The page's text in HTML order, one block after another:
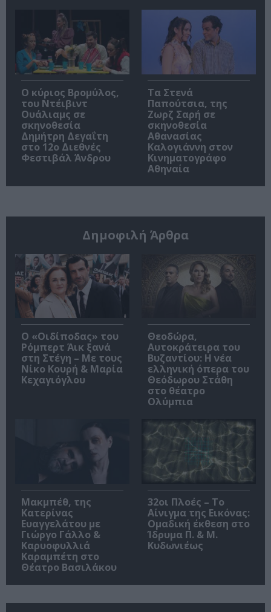
O κύριος Βρομύλος,
του Ντέιβιντ
Ουάλιαμς σε
σκηνοθεσία
Δημήτρη Δεγαΐτη
στο 12ο Διεθνές
Φεστιβάλ Άνδρου
Τα Στενά
Παπούτσια, της
Ζωρζ Σαρή σε
σκηνοθεσία
Αθανασίας
Καλογιάννη στον
Κινηματογράφο
Αθηναία
Δημοφιλή Άρθρα
O «Οιδίποδας» του
Ρόμπερτ Άικ ξανά
στη Στέγη – Με τους
Νίκο Κουρή & Μαρία
Κεχαγιόγλου
Θεοδώρα,
Αυτοκράτειρα του
Βυζαντίου: Η νέα
ελληνική όπερα του
Θεόδωρου Στάθη
στο θέατρο
Ολύμπια
Μακμπέθ, της
Κατερίνας
Ευαγγελάτου με
Γιώργο Γάλλο &
Καρυοφυλλιά
Καραμπέτη στο
Θέατρο Βασιλάκου
32οι Πλοές – Το
Αίνιγμα της Εικόνας:
Ομαδική έκθεση στο
Ίδρυμα Π. & Μ.
Κυδωνιέως